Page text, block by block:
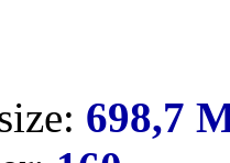
698,7